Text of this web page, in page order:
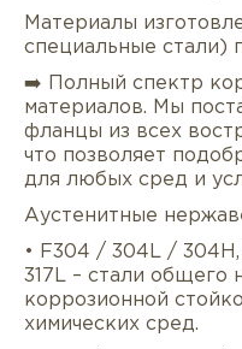
Описание
Услуги
Материалы
специальные стали)
➡️ Полный спектр
материалов. Мы
фланцы из всех
что позволяет
для любых сред и
Аустенитные
• F304 / 304L / 304H,
317L – стали общего
коррозионной
химических сред.